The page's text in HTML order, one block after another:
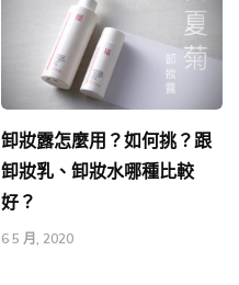
卸妝露怎麼用？如何挑？跟
卸妝乳、卸妝水哪種比較
好？
6 5 月, 2020